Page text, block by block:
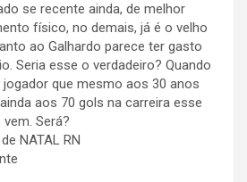
se recente ainda, de melhor
físico, no demais, já é o velho
ao Galhardo parece ter gasto
Seria esse o verdadeiro? Quando
jogador que mesmo aos 30 anos
aos 70 gols na carreira esse
Será?
NATAL RN